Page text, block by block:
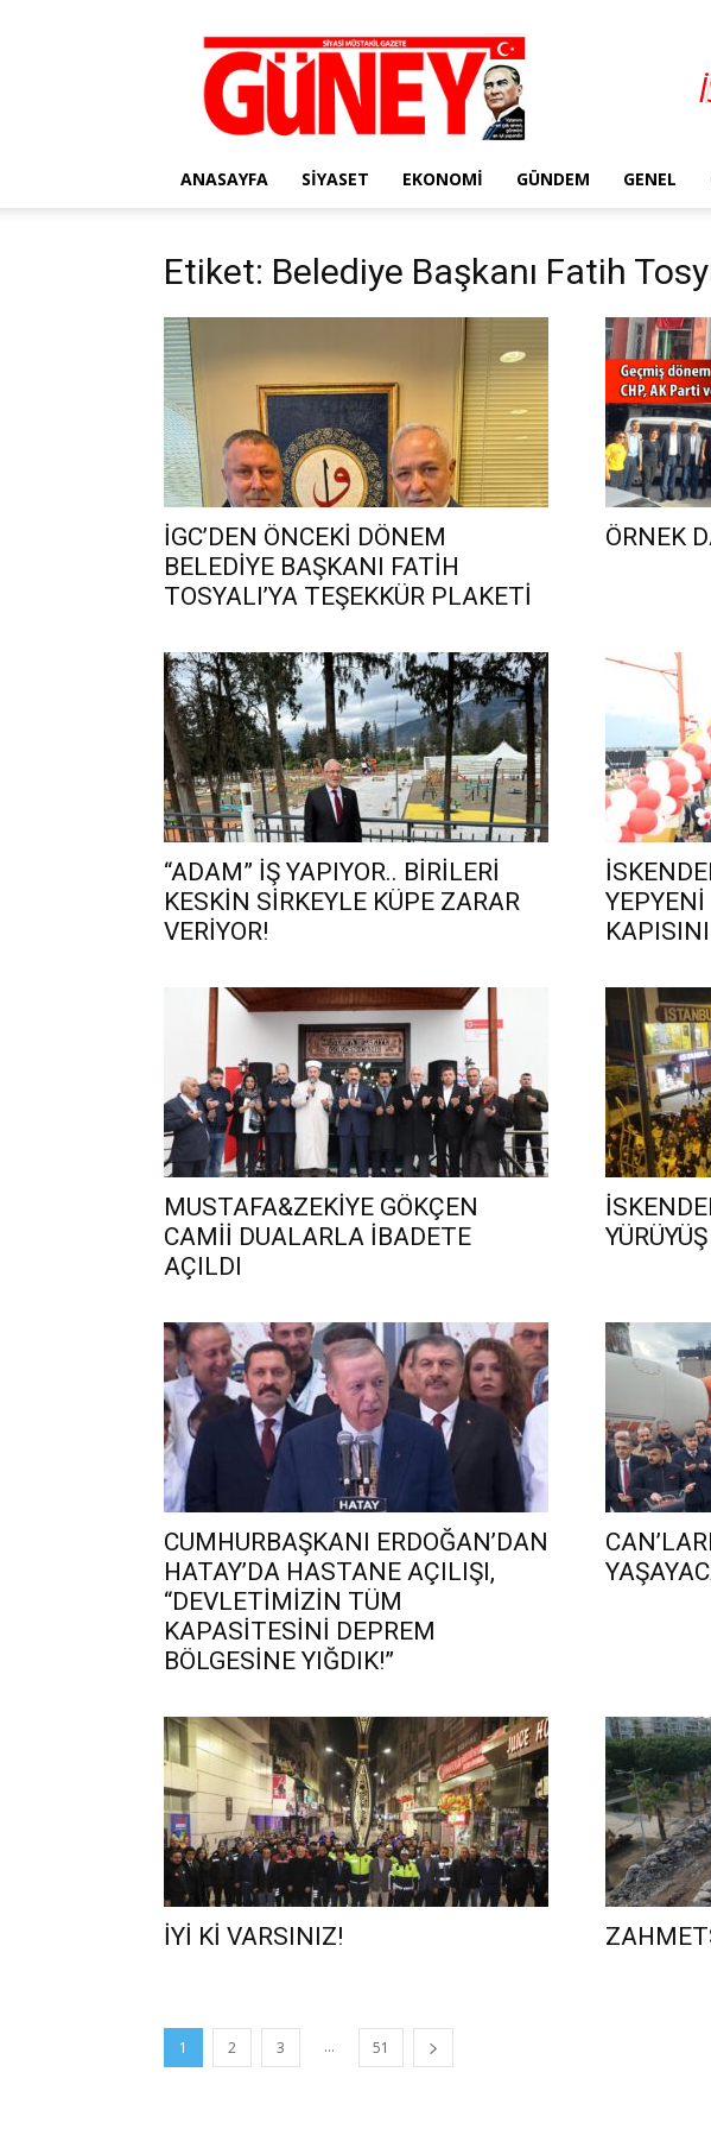
Gazete
Güney
ANASAYFA SIYASET EKONOMI GÜNDEM GENEL
Etiket: Belediye Başkanı Fatih
İGC’DEN ÖNCEKİ DÖNEM
BELEDİYE BAŞKANI FATİH
TOSYALI’YA TEŞEKKÜR PLAKETİ
ÖRNEK
“ADAM” İŞ YAPIYOR.. BİRİLERİ
KESKİN SİRKEYLE KÜPE ZARAR
VERİYOR!
MUSTAFA&ZEKİYE GÖKÇEN
CAMİİ DUALARLA İBADETE
AÇILDI
YÜRÜYÜŞ
CUMHURBAŞKANI ERDOĞAN’DAN
HATAY’DA HASTANE AÇILIŞI,
“DEVLETİMİZİN TÜM
KAPASİTESİNİ DEPREM
BÖLGESİNE YIĞDIK!”
İYİ Kİ VARSINIZ!
1 2 3 ... 51